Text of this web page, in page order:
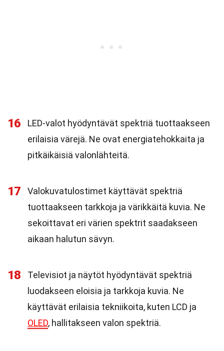
16
LED-valot hyödyntävät spektriä tuottaakseen
erilaisia värejä. Ne ovat energiatehokkaita ja
pitkäikäisiä valonlähteitä.
17
Valokuvatulostimet käyttävät spektriä
tuottaakseen tarkkoja ja värikkäitä kuvia. Ne
sekoittavat eri värien spektrit saadakseen
aikaan halutun sävyn.
18
Televisiot ja näytöt hyödyntävät spektriä
luodakseen eloisia ja tarkkoja kuvia. Ne
käyttävät erilaisia tekniikoita, kuten LCD ja
OLED, hallitakseen valon spektriä.